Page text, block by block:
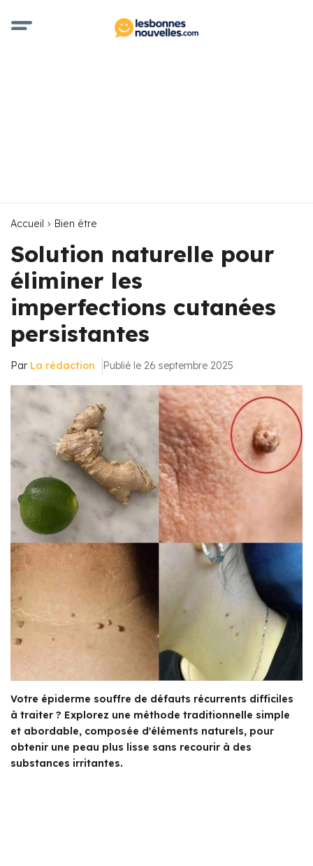
Accueil Bien être
Solution naturelle pour
éliminer les
imperfections cutanées
persistantes
Par La rédaction Publié le 26 septembre 2025
Votre épiderme souffre de défauts récurrents difficiles
à traiter ? Explorez une méthode traditionnelle simple
et abordable, composée d'éléments naturels, pour
obtenir une peau plus lisse sans recourir à des
substances irritantes.